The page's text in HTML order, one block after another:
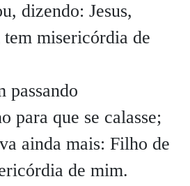
dizendo: Jesus,
misericórdia de
passando
para que se calasse;
ainda mais: Filho de
de mim.